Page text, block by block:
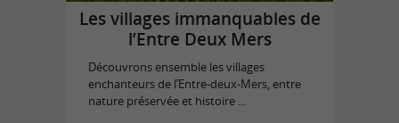
Les villages immanquables de
l’Entre Deux Mers
Découvrons ensemble les villages
enchanteurs de l’Entre-deux-Mers, entre
nature préservée et histoire ...